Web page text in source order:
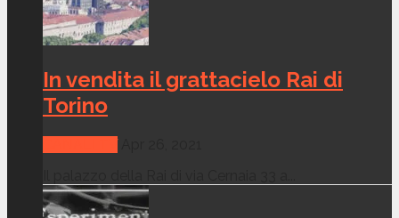
In vendita il grattacielo Rai di
Torino